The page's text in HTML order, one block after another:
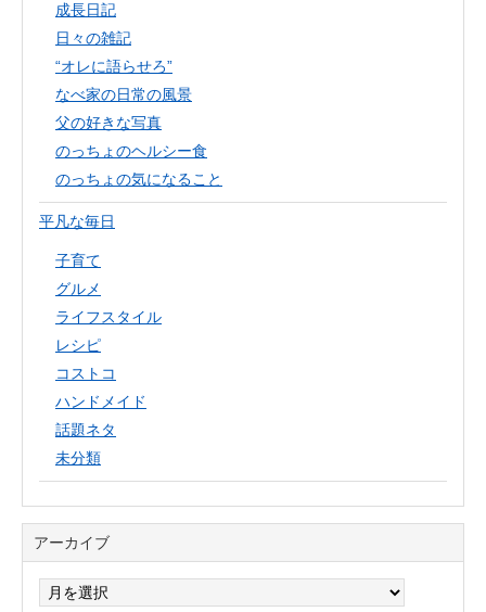
成長日記
日々の雑記
“オレに語らせろ”
なべ家の日常の風景
父の好きな写真
のっちょのヘルシー食
のっちょの気になること
平凡な毎日
子育て
グルメ
ライフスタイル
レシピ
コストコ
ハンドメイド
話題ネタ
未分類
アーカイブ